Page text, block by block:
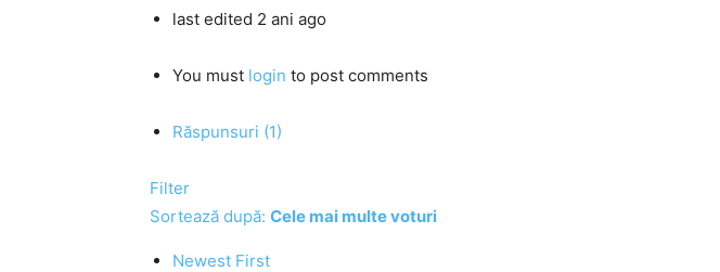
last edited 2 ani ago
You must login to post comments
Răspunsuri (1)
Filter
Sortează după: Cele mai multe voturi
Newest First